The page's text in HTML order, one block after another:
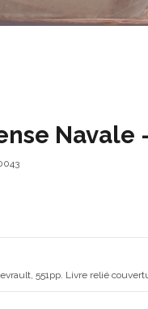
Navale
551pp. Livre relié